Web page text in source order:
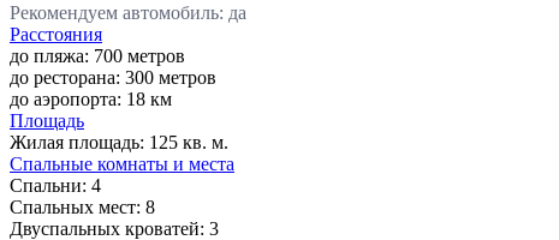
Рекомендуем автомобиль: да
Расстояния
до пляжа: 700 метров
до ресторана: 300 метров
до аэропорта: 18 км
Площадь
Жилая площадь: 125 кв. м.
Спальные комнаты и места
Спальни: 4
Спальных мест: 8
Двуспальных кроватей: 3